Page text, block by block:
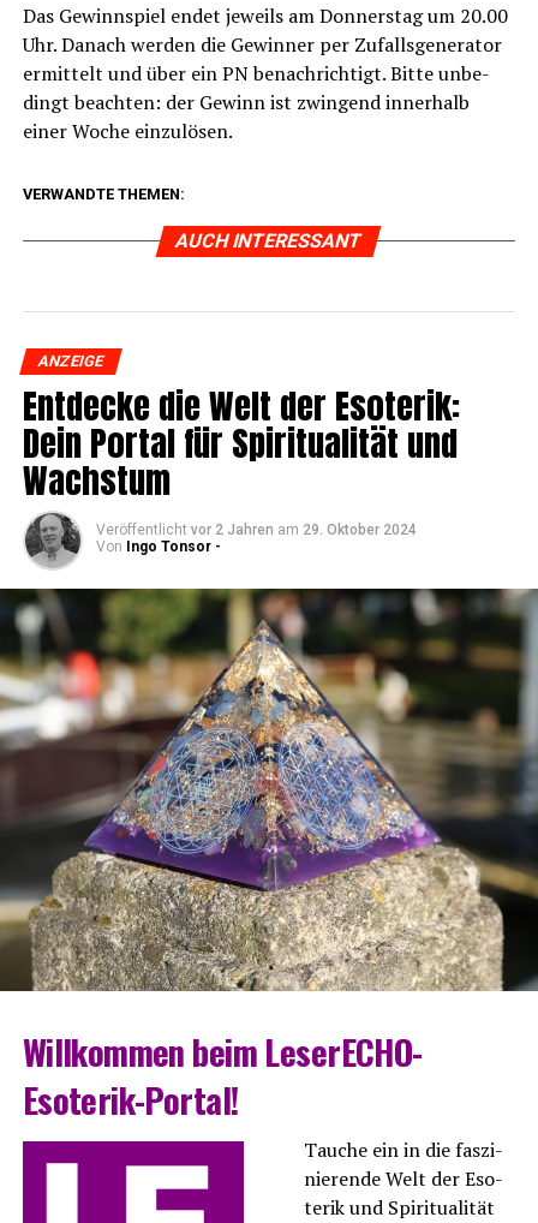
Das Gewinn­spiel endet jeweils am Don­ners­tag um 20.00
Uhr. Danach wer­den die Gewin­ner per Zufalls­ge­nera­tor
ermit­telt und über ein PN benach­rich­tigt. Bit­te unbe­
dingt beach­ten: der Gewinn ist zwin­gend inner­halb
einer Woche einzulösen.
VERWANDTE THEMEN:
AUCH INTERESSANT
ANZEIGE
Ent­de­cke die Welt der Eso­te­rik:
Dein Por­tal für Spi­ri­tua­li­tät und
Wachstum
Veröffentlicht vor 2 Jahren am 29. Oktober 2024
Von
Ingo Tonsor -
Will­kom­men beim LeserECHO-
Esoterik-Portal!
Tau­che ein in die fas­zi­
nie­ren­de Welt der Eso­
te­rik und Spi­ri­tua­li­tät